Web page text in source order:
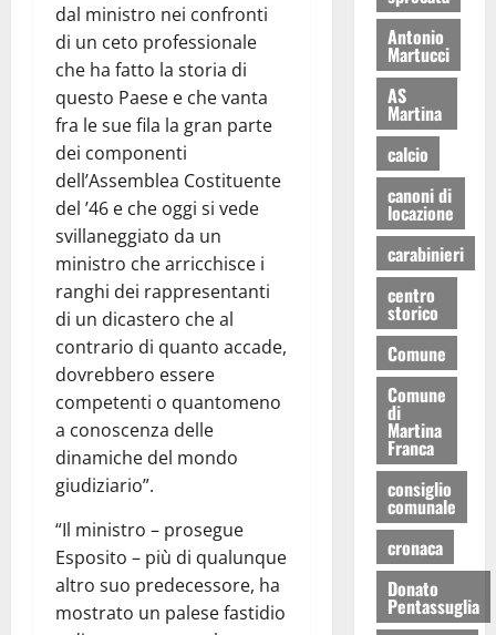
dal ministro nei confronti
di un ceto professionale
che ha fatto la storia di
questo Paese e che vanta
fra le sue fila la gran parte
dei componenti
dell’Assemblea Costituente
del ’46 e che oggi si vede
svillaneggiato da un
ministro che arricchisce i
ranghi dei rappresentanti
di un dicastero che al
contrario di quanto accade,
dovrebbero essere
competenti o quantomeno
a conoscenza delle
dinamiche del mondo
giudiziario”.
“Il ministro – prosegue
Esposito – più di qualunque
altro suo predecessore, ha
mostrato un palese fastidio
Antonio
Martucci
AS
Martina
calcio
canoni di
locazione
carabinieri
centro
storico
Comune
Comune
di
Martina
Franca
consiglio
comunale
cronaca
Donato
Pentassuglia